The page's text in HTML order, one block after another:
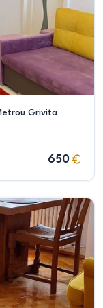
Grivita
650